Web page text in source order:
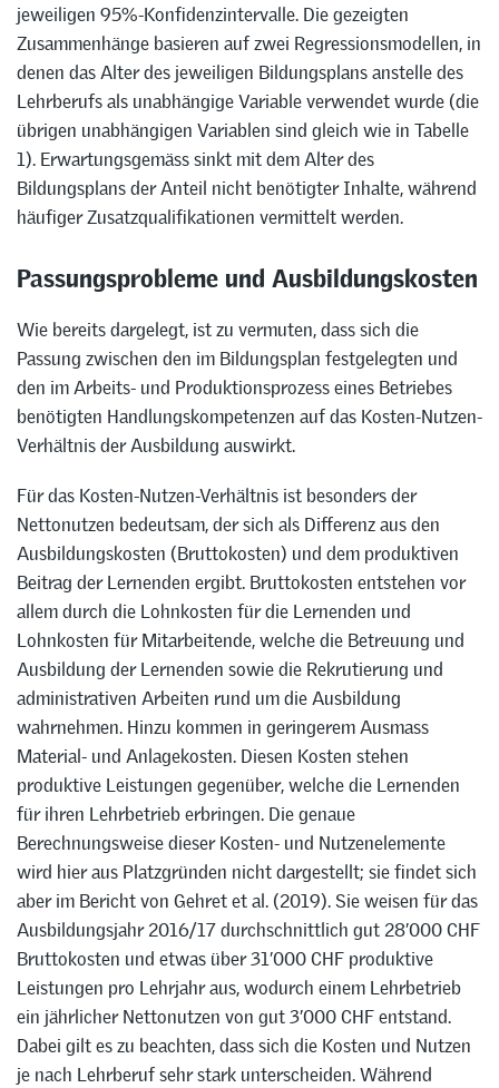
jeweiligen 95%-Konfidenzintervalle. Die gezeigten
Zusammenhänge basieren auf zwei Regressionsmodellen, in
denen das Alter des jeweiligen Bildungsplans anstelle des
Lehrberufs als unabhängige Variable verwendet wurde (die
übrigen unabhängigen Variablen sind gleich wie in Tabelle
1). Erwartungsgemäss sinkt mit dem Alter des
Bildungsplans der Anteil nicht benötigter Inhalte, während
häufiger Zusatzqualifikationen vermittelt werden.
Passungsprobleme und Ausbildungskosten
Wie bereits dargelegt, ist zu vermuten, dass sich die
Passung zwischen den im Bildungsplan festgelegten und
den im Arbeits- und Produktionsprozess eines Betriebes
benötigten Handlungskompetenzen auf das Kosten-Nutzen-
Verhältnis der Ausbildung auswirkt.
Für das Kosten-Nutzen-Verhältnis ist besonders der
Nettonutzen bedeutsam, der sich als Differenz aus den
Ausbildungskosten (Bruttokosten) und dem produktiven
Beitrag der Lernenden ergibt. Bruttokosten entstehen vor
allem durch die Lohnkosten für die Lernenden und
Lohnkosten für Mitarbeitende, welche die Betreuung und
Ausbildung der Lernenden sowie die Rekrutierung und
administrativen Arbeiten rund um die Ausbildung
wahrnehmen. Hinzu kommen in geringerem Ausmass
Material- und Anlagekosten. Diesen Kosten stehen
produktive Leistungen gegenüber, welche die Lernenden
für ihren Lehrbetrieb erbringen. Die genaue
Berechnungsweise dieser Kosten- und Nutzenelemente
wird hier aus Platzgründen nicht dargestellt; sie findet sich
aber im Bericht von Gehret et al. (2019). Sie weisen für das
Ausbildungsjahr 2016/17 durchschnittlich gut 28’000 CHF
Bruttokosten und etwas über 31’000 CHF produktive
Leistungen pro Lehrjahr aus, wodurch einem Lehrbetrieb
ein jährlicher Nettonutzen von gut 3’000 CHF entstand.
Dabei gilt es zu beachten, dass sich die Kosten und Nutzen
je nach Lehrberuf sehr stark unterscheiden. Während